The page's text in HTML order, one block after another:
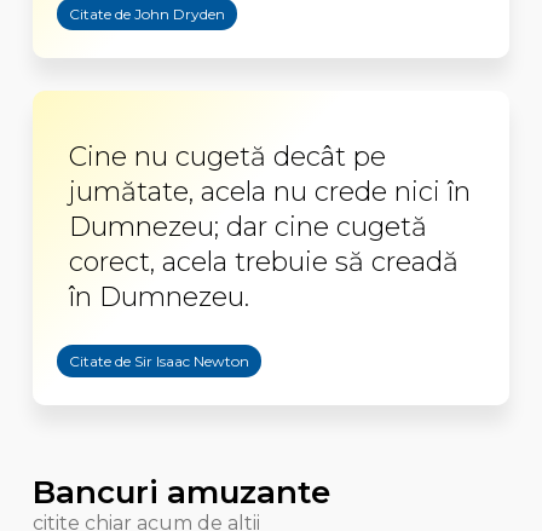
Citate de John Dryden
Cine nu cugetă decât pe
jumătate, acela nu crede nici în
Dumnezeu; dar cine cugetă
corect, acela trebuie să creadă
în Dumnezeu.
Citate de Sir Isaac Newton
Bancuri amuzante
citite chiar acum de altii